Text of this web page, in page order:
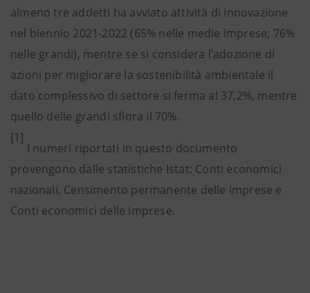
almeno tre addetti ha avviato attività di innovazione
nel biennio 2021-2022 (65% nelle medie imprese; 76%
nelle grandi), mentre se si considera l’adozione di
azioni per migliorare la sostenibilità ambientale il
dato complessivo di settore si ferma al 37,2%, mentre
quello delle grandi sfiora il 70%.
[1]
I numeri riportati in questo documento
provengono dalle statistiche Istat: Conti economici
nazionali, Censimento permanente delle imprese e
Conti economici delle imprese.